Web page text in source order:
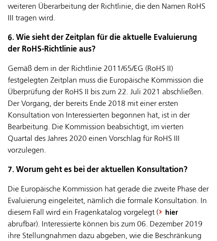
weiteren Überarbeitung der Richtlinie, die den Namen RoHS
III tragen wird.
6. Wie sieht der Zeitplan für die aktuelle Evaluierung
der RoHS-Richtlinie aus?
Gemäß dem in der Richtlinie 2011/65/EG (RoHS II)
festgelegten Zeitplan muss die Europäische Kommission die
Überprüfung der RoHS II bis zum 22. Juli 2021 abschließen.
Der Vorgang, der bereits Ende 2018 mit einer ersten
Konsultation von Interessierten begonnen hat, ist in der
Bearbeitung. Die Kommission beabsichtigt, im vierten
Quartal des Jahres 2020 einen Vorschlag für RoHS III
vorzulegen.
7. Worum geht es bei der aktuellen Konsultation?
Die Europäische Kommission hat gerade die zweite Phase der
Evaluierung eingeleitet, nämlich die formale Konsultation. In
diesem Fall wird ein Fragenkatalog vorgelegt (
hier
abrufbar). Interessierte können bis zum 06. Dezember 2019
ihre Stellungnahmen dazu abgeben, wie die Beschränkung